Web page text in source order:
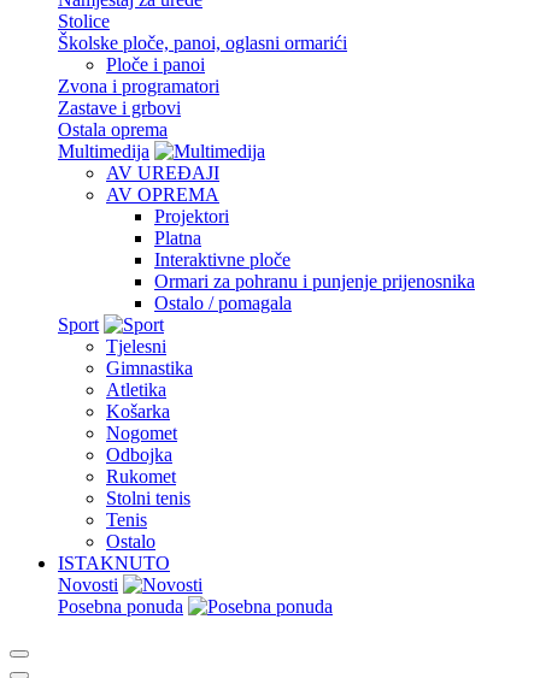
Stolice
Školske ploče, panoi, oglasni ormarići
Ploče i panoi
Zvona i programatori
Zastave i grbovi
Ostala oprema
Multimedija
AV UREĐAJI
AV OPREMA
Projektori
Platna
Interaktivne ploče
Ormari za pohranu i punjenje prijenosnika
Ostalo / pomagala
Sport
Tjelesni
Gimnastika
Atletika
Košarka
Nogomet
Odbojka
Rukomet
Stolni tenis
Tenis
Ostalo
ISTAKNUTO
Novosti
Posebna ponuda